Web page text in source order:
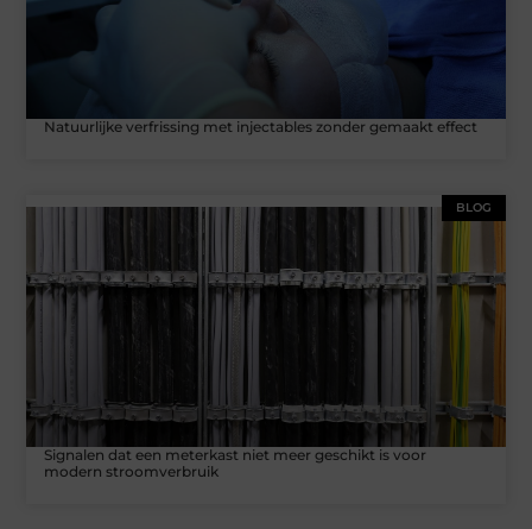
Natuurlijke verfrissing met injectables zonder gemaakt effect
BLOG
Signalen dat een meterkast niet meer geschikt is voor
modern stroomverbruik